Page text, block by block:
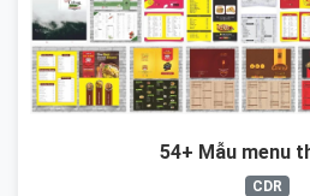
54+ Mẫu menu
CDR